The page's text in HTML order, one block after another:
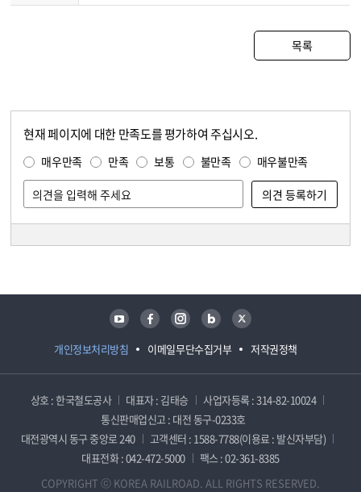
목록
현재 페이지에 대한 만족도를 평가하여 주십시오.
매우만족 만족 보통 불만족 매우불만족
개인정보처리방침 이메일무단수집거부 저작권정책
유튜브 페이스북 인스타그램 블로그 트위터
상호 : 한국철도공사 대표자 : 김태승
사업자등록 : 314-82-10024
통신판매업신고 : 대전 동구-0233호
대전광역시 동구 중앙로 240
고객센터 : 1588-7788(이용료 : 발신자부담)
대표전화 : 042-472-5000
팩스 : 02-361-8385
COPYRIGHT ⓒ KOREA RAILROAD. ALL RIGHTS RESERVED.